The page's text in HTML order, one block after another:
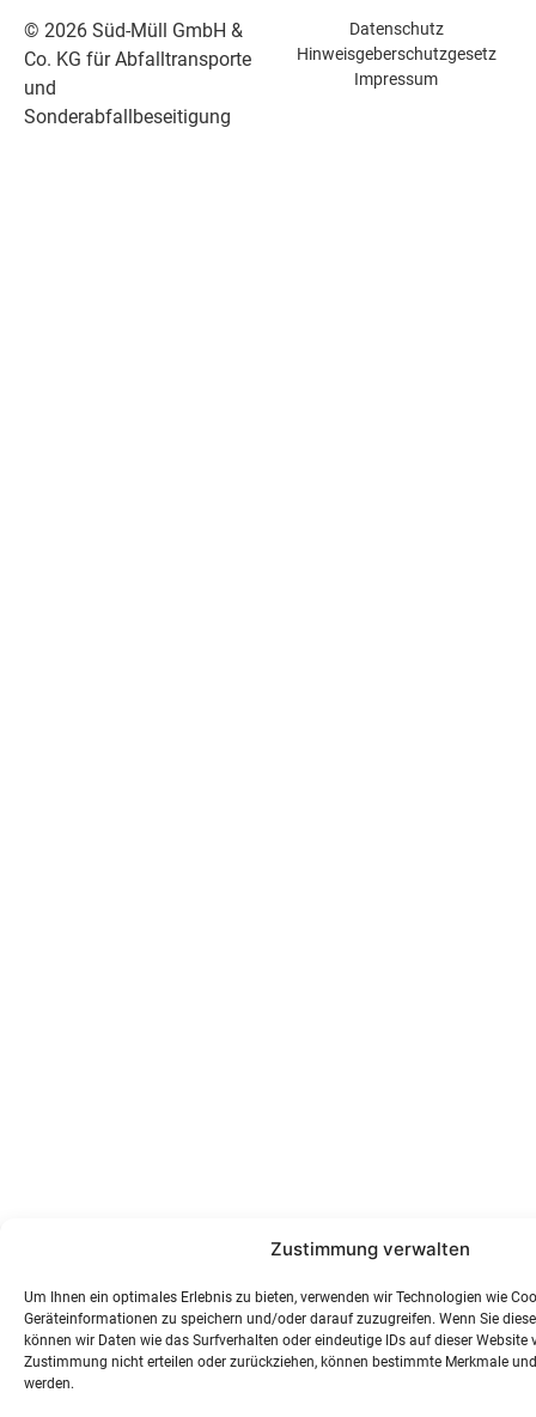
Zustimmung verwalten
Um Ihnen ein optimales Erlebnis zu bieten, verwenden wir Technologien wie
Geräteinformationen zu speichern und/oder darauf zuzugreifen. Wenn Sie
können wir Daten wie das Surfverhalten oder eindeutige IDs auf dieser Website
Zustimmung nicht erteilen oder zurückziehen, können bestimmte Merkmale
werden.
© 2026 Süd-Müll GmbH &
Co. KG für Abfalltransporte
und
Sonderabfallbeseitigung
Datenschutz
Hinweisgeberschutzgesetz
Impressum